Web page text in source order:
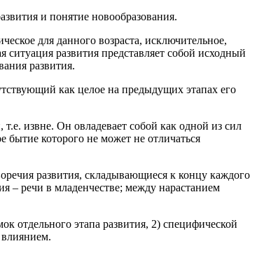
и понятие новообразования.
для данного возраста, исключительное,
развития представляет собой исходный
развития.
как целое на предыдущих этапах его
извне. Он овладевает собой как одной из сил
которого не может не отличаться
развития, складывающиеся к концу каждого
– речи в младенчестве; между нарастанием
отдельного этапа развития, 2) специфической